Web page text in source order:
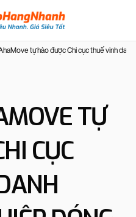
tự hào được Chi cục thuế vinh
TỰ
CỤC